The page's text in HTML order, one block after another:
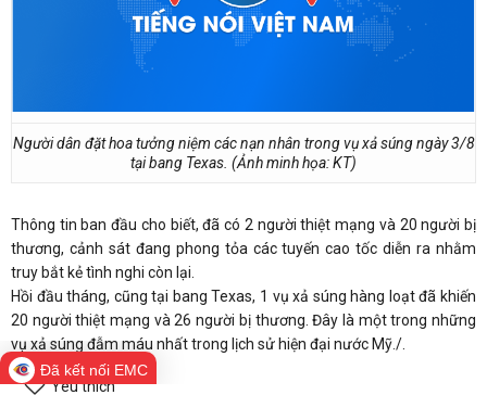
Người dân đặt hoa tưởng niệm các nạn nhân trong vụ xả súng ngày 3/8
tại bang Texas. (Ảnh minh họa: KT)
Thông tin ban đầu cho biết, đã có 2 người thiệt mạng và 20 người bị
thương, cảnh sát đang phong tỏa các tuyến cao tốc diễn ra nhằm
truy bắt kẻ tình nghi còn lại.
Hồi đầu tháng, cũng tại bang Texas, 1 vụ xả súng hàng loạt đã khiến
20 người thiệt mạng và 26 người bị thương. Đây là một trong những
vụ xả súng đẫm máu nhất trong lịch sử hiện đại nước Mỹ./.
Yêu thích
Đã kết nối EMC